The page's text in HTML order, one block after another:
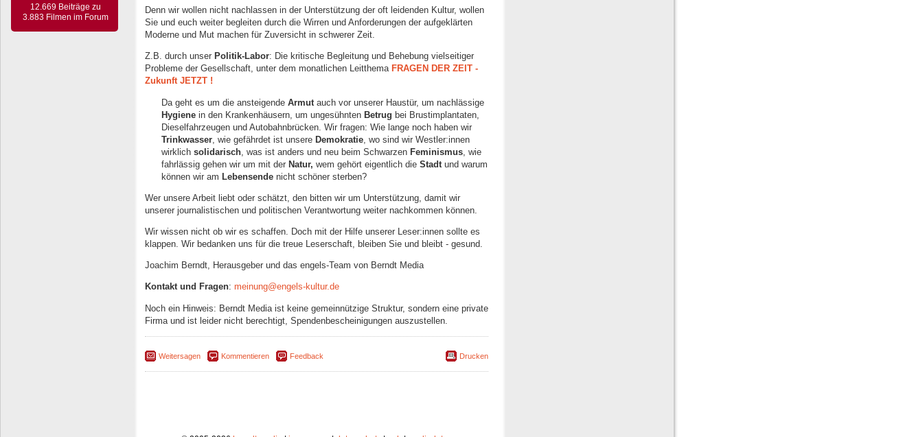
12.669 Beiträge zu
3.883 Filmen im Forum
Denn wir wollen nicht nachlassen in der Unterstützung der oft leidenden Kultur, wollen
Sie und euch weiter begleiten durch die Wirren und Anforderungen der aufgeklärten
Moderne und Mut machen für Zuversicht in schwerer Zeit.
Z.B. durch unser Politik-Labor: Die kritische Begleitung und Behebung vielseitiger
Probleme der Gesellschaft, unter dem monatlichen Leitthema FRAGEN DER ZEIT -
Zukunft JETZT !
Da geht es um die ansteigende Armut auch vor unserer Haustür, um nachlässige
Hygiene in den Krankenhäusern, um ungesühnten Betrug bei Brustimplantaten,
Dieselfahrzeugen und Autobahnbrücken. Wir fragen: Wie lange noch haben wir
Trinkwasser , wie gefährdet ist unsere Demokratie , wo sind wir Westler:innen
wirklich solidarisch , was ist anders und neu beim Schwarzen Feminismus , wie
fahrlässig gehen wir um mit der Natur, wem gehört eigentlich die Stadt und warum
können wir am Lebensende nicht schöner sterben?
Wer unsere Arbeit liebt oder schätzt, den bitten wir um Unterstützung, damit wir
unserer journalistischen und politischen Verantwortung weiter nachkommen können.
Wir wissen nicht ob wir es schaffen. Doch mit der Hilfe unserer Leser:innen sollte es
klappen. Wir bedanken uns für die treue Leserschaft, bleiben Sie und bleibt - gesund.
Joachim Berndt, Herausgeber und das engels-Team von Berndt Media
Kontakt und Fragen: meinung@engels-kultur.de
Noch ein Hinweis: Berndt Media ist keine gemeinnützige Struktur, sondern eine private
Firma und ist leider nicht berechtigt, Spendenbescheinigungen auszustellen.
Weitersagen Kommentieren Feedback Drucken